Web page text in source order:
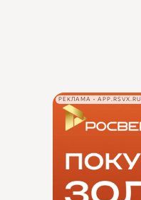
РЕКЛАМА • APP.RSVX.RU